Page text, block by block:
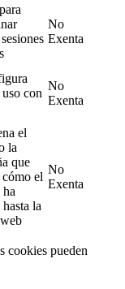
No
Exenta
con
No
Exenta
el
la
que
el
la
No
Exenta
cookies pueden